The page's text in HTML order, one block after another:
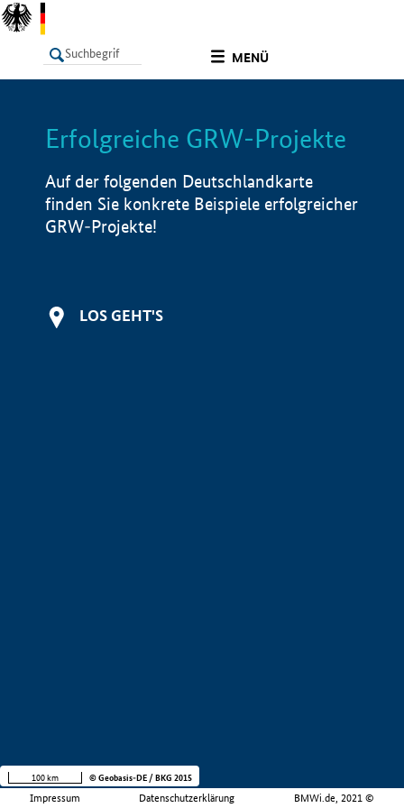
MENÜ
LISTE Info
Erfolgreiche GRW-Projekte
Auf der folgenden Deutschlandkarte
finden Sie konkrete Beispiele erfolgreicher
GRW-Projekte!
LOS GEHT'S
Impressum Datenschutzerklärung BMWi.de, 2021 ©
100 km © Geobasis-DE / BKG 2015